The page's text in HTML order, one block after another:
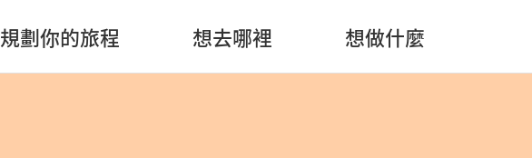
規劃你的旅程 想去哪裡 想做什麼